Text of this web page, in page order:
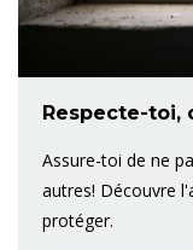
Respecte-toi,
Assure-toi de ne
autres! Découvre
protéger.